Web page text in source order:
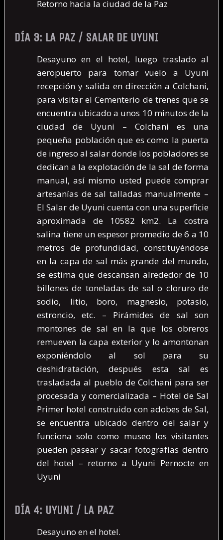
Retorno hacia la ciudad de la Paz
DÍA 3: LA PAZ / SALAR DE UYUNI
Desayuno en el hotel, luego traslado al
aeropuerto para tomar vuelo a Uyuni
recepción y salida en dirección a Colchani,
para visitar el Cementerio de trenes que se
encuentra ubicado a unos 10 minutos de la
ciudad de Uyuni – Colchani es una
pequeña población que es como la puerta
de ingreso al salar donde los pobladores se
dedican a la explotación de la sal de forma
manual, así mismo usted puede comprar
artesanías de sal talladas manualmente –
El Salar de Uyuni cuenta con una superficie
aproximada de 10582 km2. La costra
salina tiene un espesor promedio de 6 a 10
metros de profundidad, constituyéndose
en la capa de sal más grande del mundo,
se estima que descansan alrededor de 10
billones de toneladas de sal o cloruro de
sodio, litio, boro, magnesio, potasio,
estroncio, etc. – Pirámides de sal son
montones de sal en la que los obreros
remueven la capa exterior y lo amontonan
exponiéndolo al sol para su
deshidratación, después esta sal es
trasladada al pueblo de Colchani para ser
procesada y comercializada – Hotel de Sal
Primer hotel construido con adobes de Sal,
se encuentra ubicado dentro del salar y
funciona solo como museo los visitantes
pueden pasear y sacar fotografías dentro
del hotel – retorno a Uyuni Pernocte en
Uyuni
DÍA 4: UYUNI / LA PAZ
Desayuno en el hotel.